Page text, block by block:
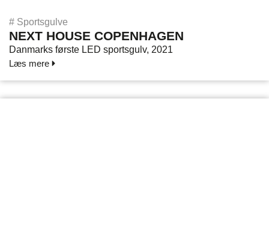
# Sportsgulve
NEXT HOUSE COPENHAGEN
Danmarks første LED sportsgulv, 2021
Læs mere